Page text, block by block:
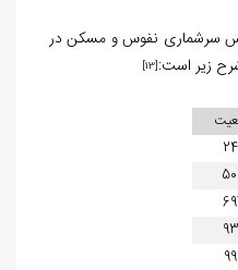
سرشماری نفوس و مسکن در
[13]